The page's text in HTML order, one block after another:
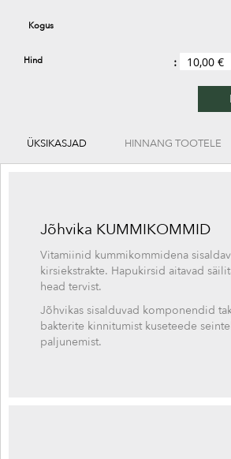
Kogus
Hind 10,00 €
ÜKSIKASJAD HINNANG TOOTELE
Jõhvika KUMMIKOMMID
Vitamiinid kummikommidena
kirsiekstrakte. Hapukirsid aitavad
head tervist.
Jõhvikas sisalduvad komponendid
bakterite kinnitumist kuseteede
paljunemist.